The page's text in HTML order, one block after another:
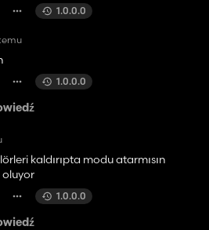
1.0.0.0
1.0.0.0
kaldırıpta modu atarmısın
oluyor
1.0.0.0